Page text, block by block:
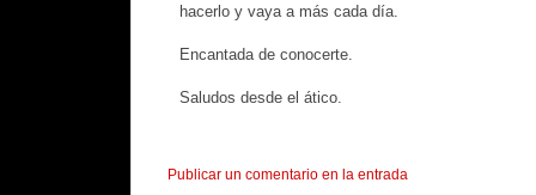
hacerlo y vaya a más cada día.
Encantada de conocerte.
Saludos desde el ático.
Publicar un comentario en la entrada